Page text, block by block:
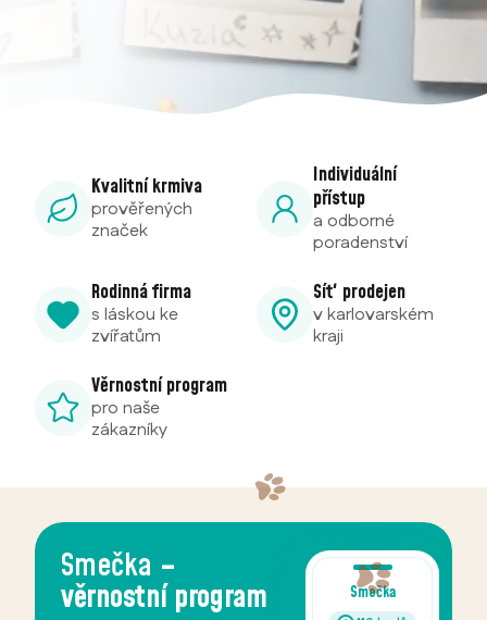
Kvalitní krmiva
prověřených
značek
Individuální
přístup
a odborné
poradenství
Rodinná firma
s láskou ke
zvířatům
Síť prodejen
v karlovarském
kraji
Věrnostní program
pro naše
zákazníky
Trhy Ráje
mazlíčků